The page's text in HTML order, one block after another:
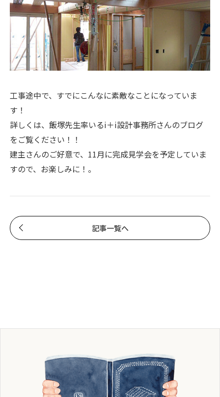
工事途中で、すでにこんなに素敵なことになっていま
す！
詳しくは、飯塚先生率いるi＋i設計事務所さんのブログ
をご覧ください！！
建主さんのご好意で、11月に完成見学会を予定していま
すので、お楽しみに！。
記事一覧へ